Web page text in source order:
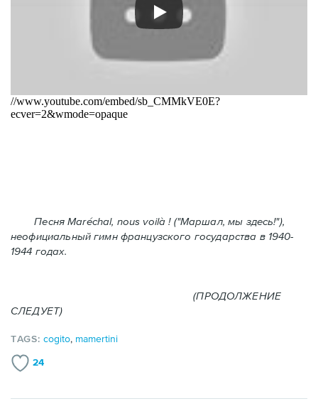
Песня Maréchal, nous voilà ! ("Маршал, мы здесь!"),
неофициальный гимн французского государства в 1940-
1944 годах.
(ПРОДОЛЖЕНИЕ
СЛЕДУЕТ)
TAGS:cogito, mamertini
24